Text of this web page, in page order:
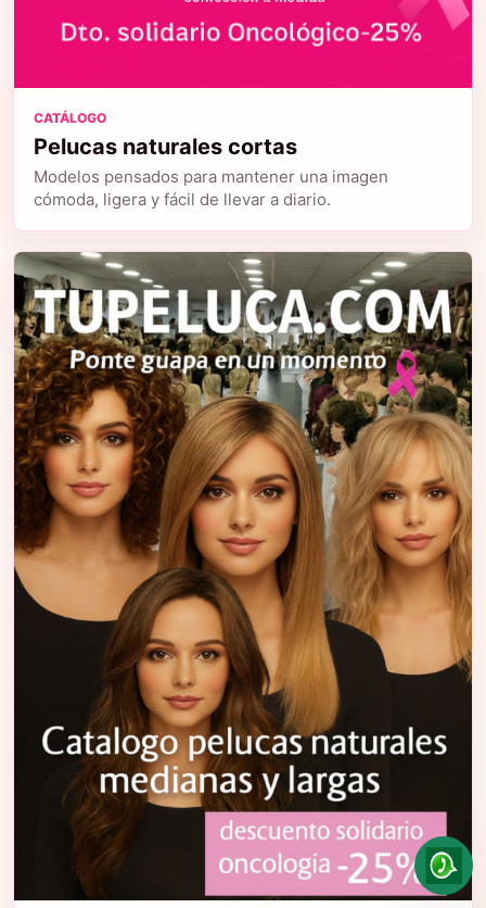
CATÁLOGO
Pelucas naturales cortas
Modelos pensados para mantener una imagen
cómoda, ligera y fácil de llevar a diario.